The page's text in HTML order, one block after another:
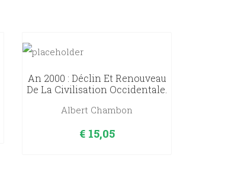
An 2000 : Déclin Et Renouveau
De La Civilisation Occidentale.
Albert Chambon
€15,05